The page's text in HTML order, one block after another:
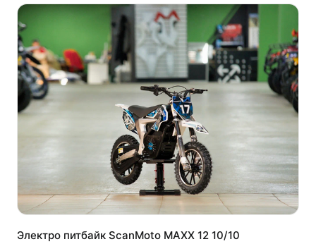
Электро питбайк ScanMoto MAXX 12 10/10